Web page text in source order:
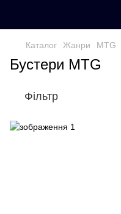
Каталог Жанри MTG
Бустери MTG
Фільтр